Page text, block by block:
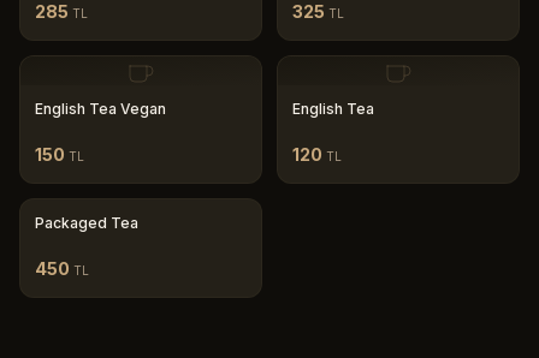
285 TL 325 TL
English Tea Vegan
150 TL
English Tea
120 TL
Packaged Tea
450 TL